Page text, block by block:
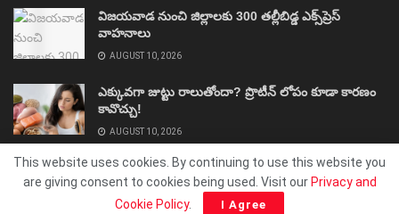
విజయవాడ నుంచి జిల్లాలకు 300 తల్లీబిడ్డ ఎక్స్‌ప్రెస్‌
వాహనాలు
AUGUST 10, 2026
ఎక్కువగా జుట్టు రాలుతోందా? ప్రొటీన్‌ లోపం కూడా కారణం
కావొచ్చు!
AUGUST 10, 2026
This website uses cookies. By continuing to use this website you
are giving consent to cookies being used. Visit our Privacy and
Cookie Policy. I Agree